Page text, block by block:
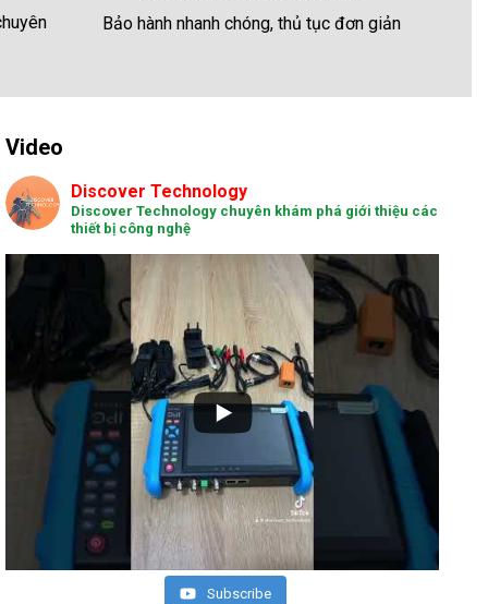
Bảo hành nhanh chóng, thủ tục đơn giản
Video
Discover Technology
Discover Technology chuyên khám phá giới thiệu các
thiết bị công nghệ
Subscribe